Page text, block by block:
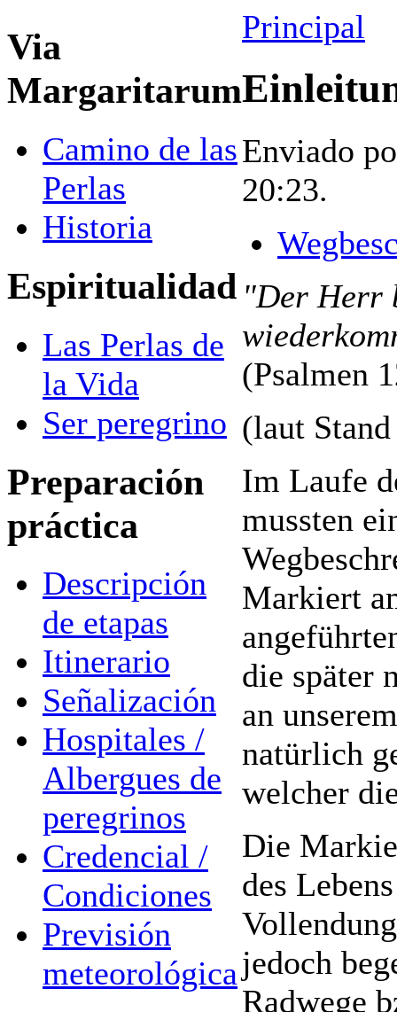
Via
Margaritarum
Camino de las
Perlas
Historia
Espiritualidad
Las Perlas de
la Vida
Ser peregrino
Preparación
práctica
Descripción
de etapas
Itinerario
Señalización
Hospitales /
Albergues de
peregrinos
Credencial /
Condiciones
Previsión
meteorológica
Principal
Enviado
20:23.
"Der Herr
(Psalmen
(laut
Im Laufe
mussten
Markiert
die später
an
natürlich
welcher
Die
des
jedoch
Radwege